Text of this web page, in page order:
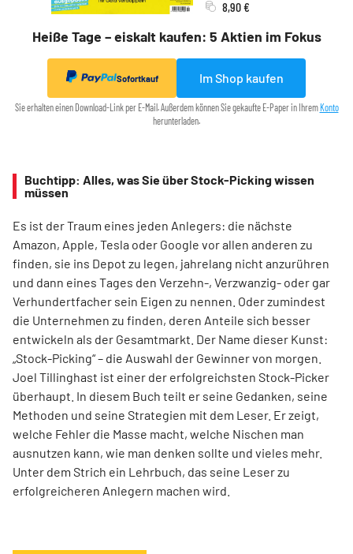
Heiße Tage – eiskalt kaufen: 5 Aktien im Fokus
8,90 €
Sofortkauf Im Shop kaufen
Sie erhalten einen Download-Link per E-Mail. Außerdem können Sie gekaufte E-Paper in Ihrem Konto
herunterladen.
Buchtipp: Alles, was Sie über Stock-Picking wissen
müssen
Es ist der Traum eines jeden Anlegers: die nächste
Amazon, Apple, Tesla oder Google vor allen anderen zu
finden, sie ins Depot zu legen, jahrelang nicht anzurühren
und dann eines Tages den Verzehn-, Verzwanzig- oder gar
Verhundertfacher sein Eigen zu nennen. Oder zumindest
die Unternehmen zu finden, deren Anteile sich besser
entwickeln als der Gesamtmarkt. Der Name dieser Kunst:
„Stock-Picking“ – die Auswahl der Gewinner von morgen.
Joel Tillinghast ist einer der erfolgreichsten Stock-Picker
überhaupt. In diesem Buch teilt er seine Gedanken, seine
Methoden und seine Strategien mit dem Leser. Er zeigt,
welche Fehler die Masse macht, welche Nischen man
ausnutzen kann, wie man denken sollte und vieles mehr.
Unter dem Strich ein Lehrbuch, das seine Leser zu
erfolgreicheren Anlegern machen wird.